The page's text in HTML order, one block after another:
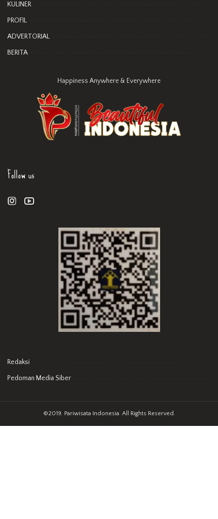
KULINER
PROFIL
ADVERTORIAL
BERITA
Happiness Anywhere & Everywhere
Follow us
Redaksi
Pedoman Media Siber
©2019. Pariwisata Indonesia. All Rights Reserved.